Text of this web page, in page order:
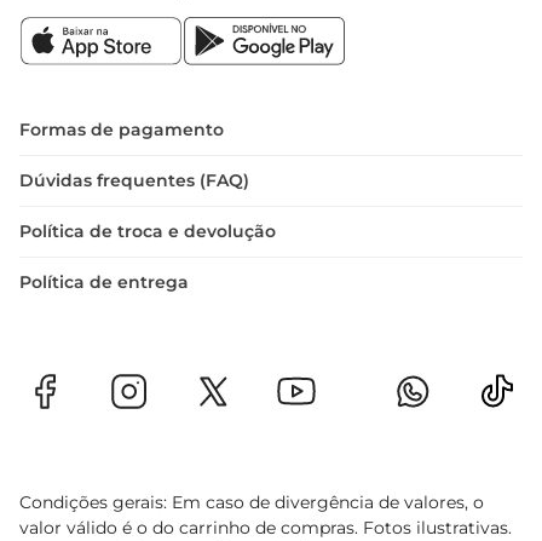
Formas de pagamento
Dúvidas frequentes (FAQ)
Política de troca e devolução
Política de entrega
Condições gerais: Em caso de divergência de valores, o
valor válido é o do carrinho de compras. Fotos ilustrativas.